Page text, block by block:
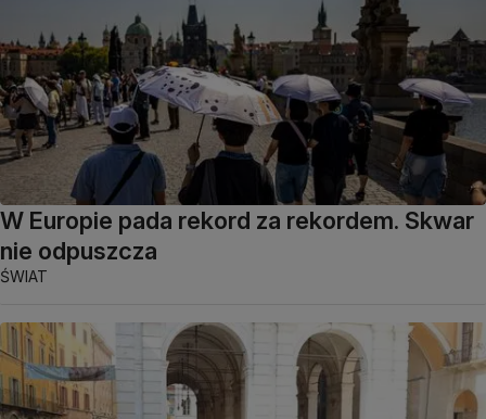
W Europie pada rekord za rekordem. Skwar
nie odpuszcza
ŚWIAT